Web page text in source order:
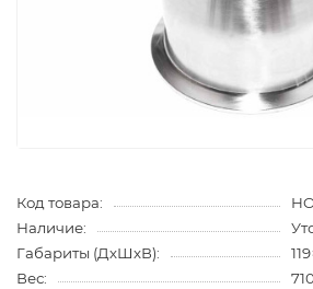
Код товара:
Наличие:
Габариты (ДхШхВ):
Вес: